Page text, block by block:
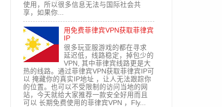
使用，所以很多信息无法与国际社会共
享，如果你...
用免费菲律宾VPN获取菲律宾
IP
很多玩亚服游戏的都在寻求
延迟低，线路稳定，掉包少的
VPN, 其中菲律宾线路更是大
热的线路。通过菲律宾VPN获取菲律宾IP可
以 掩藏你的真实IP地址 ，让人无法跟踪你
的位置。也可以不受限制的访问当地的网
站，今天就给大家推荐一款安全好用而且
可以 长期免费使用的菲律宾VPN ，Fly...